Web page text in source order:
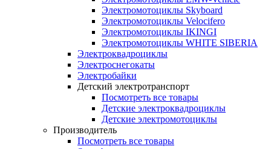
Электромотоциклы Skyboard
Электромотоциклы Velocifero
Электромотоциклы IKINGI
Электромотоциклы WHITE SIBERIA
Электроквадроциклы
Электроснегокаты
Электробайки
Детский электротранспорт
Посмотреть все товары
Детские электроквадроциклы
Детские электромотоциклы
Производитель
Посмотреть все товары